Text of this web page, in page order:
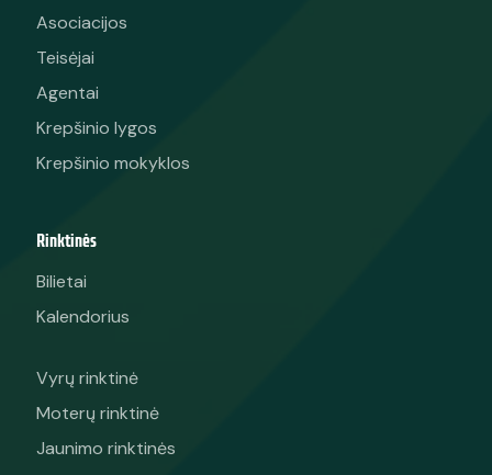
Asociacijos
Teisėjai
Agentai
Krepšinio lygos
Krepšinio mokyklos
Rinktinės
Bilietai
Kalendorius
Vyrų rinktinė
Moterų rinktinė
Jaunimo rinktinės